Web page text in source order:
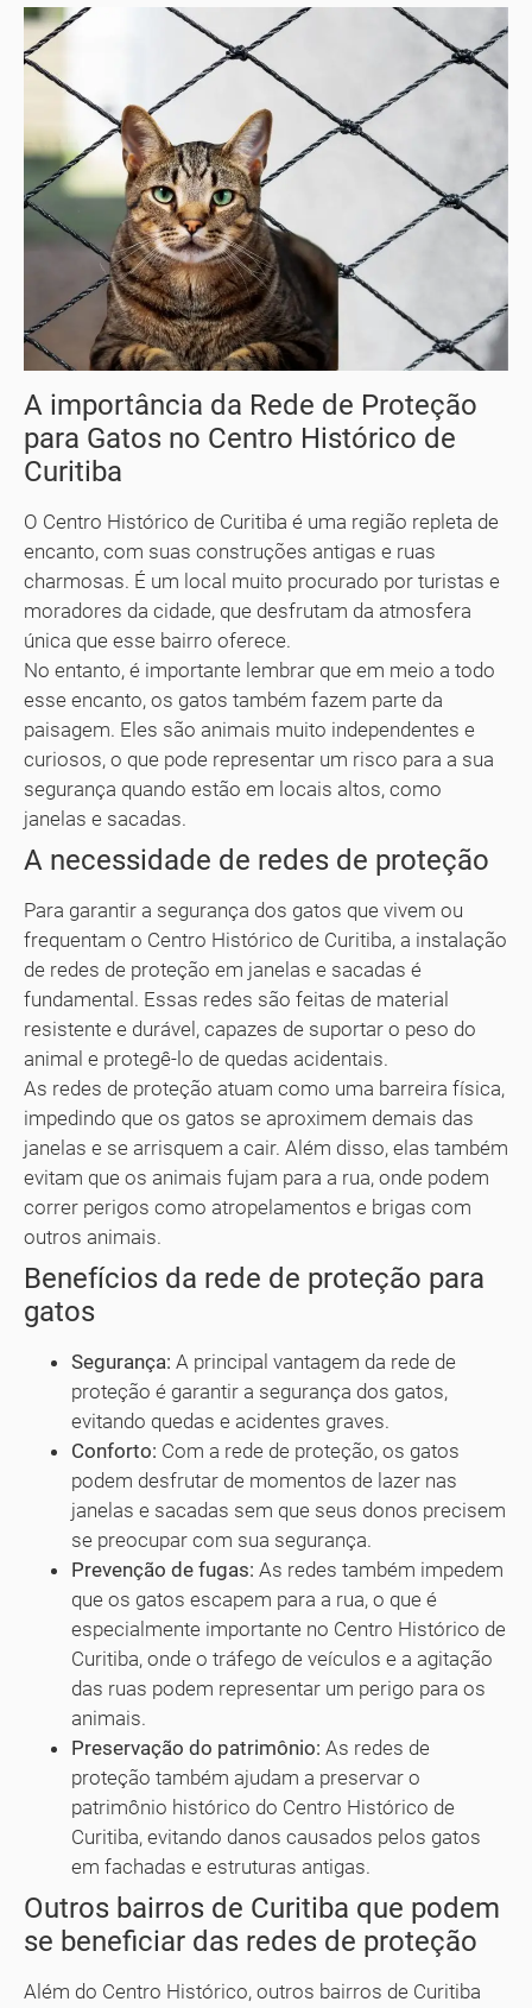
A importância da Rede de Proteção
para Gatos no Centro Histórico de
Curitiba
O Centro Histórico de Curitiba é uma região repleta de
encanto, com suas construções antigas e ruas
charmosas. É um local muito procurado por turistas e
moradores da cidade, que desfrutam da atmosfera
única que esse bairro oferece.
No entanto, é importante lembrar que em meio a todo
esse encanto, os gatos também fazem parte da
paisagem. Eles são animais muito independentes e
curiosos, o que pode representar um risco para a sua
segurança quando estão em locais altos, como
janelas e sacadas.
A necessidade de redes de proteção
Para garantir a segurança dos gatos que vivem ou
frequentam o Centro Histórico de Curitiba, a instalação
de redes de proteção em janelas e sacadas é
fundamental. Essas redes são feitas de material
resistente e durável, capazes de suportar o peso do
animal e protegê-lo de quedas acidentais.
As redes de proteção atuam como uma barreira física,
impedindo que os gatos se aproximem demais das
janelas e se arrisquem a cair. Além disso, elas também
evitam que os animais fujam para a rua, onde podem
correr perigos como atropelamentos e brigas com
outros animais.
Benefícios da rede de proteção para
gatos
Segurança: A principal vantagem da rede de
proteção é garantir a segurança dos gatos,
evitando quedas e acidentes graves.
Conforto: Com a rede de proteção, os gatos
podem desfrutar de momentos de lazer nas
janelas e sacadas sem que seus donos precisem
se preocupar com sua segurança.
Prevenção de fugas: As redes também impedem
que os gatos escapem para a rua, o que é
especialmente importante no Centro Histórico de
Curitiba, onde o tráfego de veículos e a agitação
das ruas podem representar um perigo para os
animais.
Preservação do patrimônio: As redes de
proteção também ajudam a preservar o
patrimônio histórico do Centro Histórico de
Curitiba, evitando danos causados pelos gatos
em fachadas e estruturas antigas.
Outros bairros de Curitiba que podem
se beneficiar das redes de proteção
Além do Centro Histórico, outros bairros de Curitiba